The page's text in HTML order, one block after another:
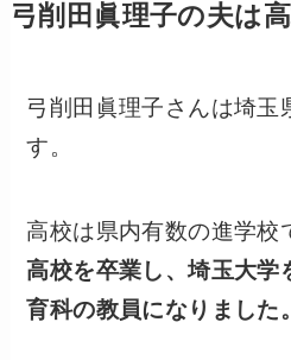
弓削田眞理子の夫は
弓削田眞理子さんは埼玉
す。
高校は県内有数の進学校
高校を卒業し、埼玉大学
育科の教員になりました。